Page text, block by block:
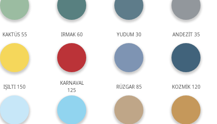
KAKTÜS 55 IRMAK 60 YUDUM 30 ANDEZİT 35
IŞILTI 150
KARNAVAL
125
RÜZGAR 85 KOZMİK 120